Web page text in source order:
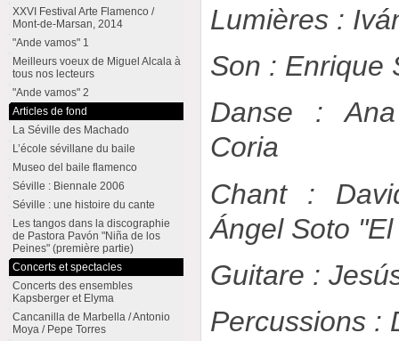
Lumières :
Son : Enrique
Danse :
Coria
Chant :
Ángel Soto
Guitare :
Percussions :
XXVI Festival Arte Flamenco /
Mont-de-Marsan, 2014
"Ande vamos" 1
Meilleurs voeux de Miguel Alcala à
tous nos lecteurs
"Ande vamos" 2
Articles de fond
La Séville des Machado
L’école sévillane du baile
Museo del baile flamenco
Séville : Biennale 2006
Séville : une histoire du cante
Les tangos dans la discographie
de Pastora Pavón "Niña de los
Peines" (première partie)
Concerts et spectacles
Concerts des ensembles
Kapsberger et Elyma
Cancanilla de Marbella / Antonio
Moya / Pepe Torres